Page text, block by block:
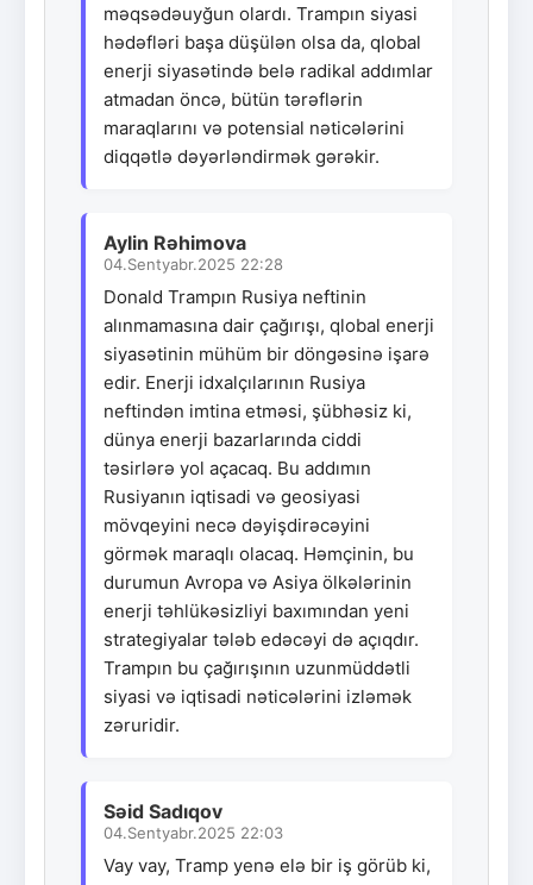
məqsədəuyğun olardı. Trampın siyasi
hədəfləri başa düşülən olsa da, qlobal
enerji siyasətində belə radikal addımlar
atmadan öncə, bütün tərəflərin
maraqlarını və potensial nəticələrini
diqqətlə dəyərləndirmək gərəkir.
Aylin Rəhimova
04.Sentyabr.2025 22:28
Donald Trampın Rusiya neftinin
alınmamasına dair çağırışı, qlobal enerji
siyasətinin mühüm bir döngəsinə işarə
edir. Enerji idxalçılarının Rusiya
neftindən imtina etməsi, şübhəsiz ki,
dünya enerji bazarlarında ciddi
təsirlərə yol açacaq. Bu addımın
Rusiyanın iqtisadi və geosiyasi
mövqeyini necə dəyişdirəcəyini
görmək maraqlı olacaq. Həmçinin, bu
durumun Avropa və Asiya ölkələrinin
enerji təhlükəsizliyi baxımından yeni
strategiyalar tələb edəcəyi də açıqdır.
Trampın bu çağırışının uzunmüddətli
siyasi və iqtisadi nəticələrini izləmək
zəruridir.
Səid Sadıqov
04.Sentyabr.2025 22:03
Vay vay, Tramp yenə elə bir iş görüb ki,